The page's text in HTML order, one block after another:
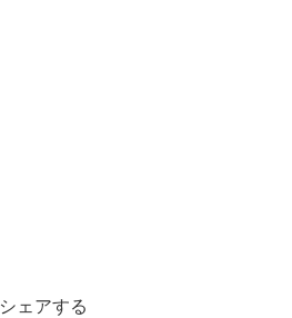
シェアする